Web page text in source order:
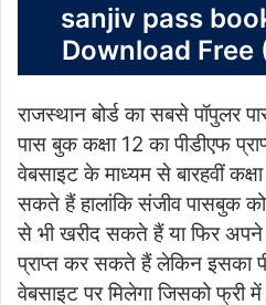
sanjiv pass
Download Free
राजस्थान बोर्ड का सबसे पॉपुलर
पास बुक कक्षा 12 का पीडीएफ
वेबसाइट के माध्यम से बारहवीं
सकते हैं हालांकि संजीव पासबुक
से भी खरीद सकते हैं या फिर अपने
प्राप्त कर सकते हैं लेकिन इसका
वेबसाइट पर मिलेगा जिसको